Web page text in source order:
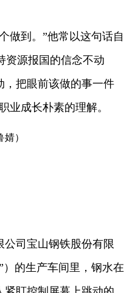
到。”他常以这句话自
资源报国的信念不动
，把眼前该做的事一件
业成长朴素的理解。
）
司宝山钢铁股份有限
的生产车间里，钢水在